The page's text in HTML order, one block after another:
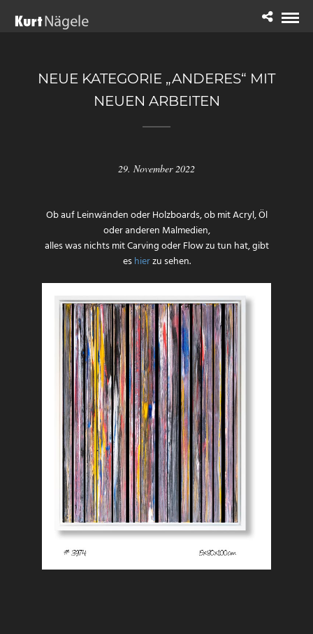
NEUE KATEGORIE „ANDERES“ MIT
NEUEN ARBEITEN
29. November 2022
Ob auf Leinwänden oder Holzboards, ob mit Acryl, Öl
oder anderen Malmedien,
alles was nichts mit Carving oder Flow zu tun hat, gibt
eshierzu sehen.